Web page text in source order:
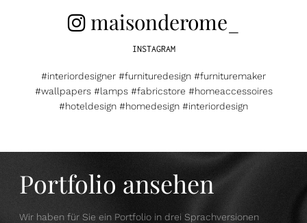
maisonderome_
INSTAGRAM
#interiordesigner #furnituredesign #furnituremaker
#wallpapers #lamps #fabricstore #homeaccessoires
#hoteldesign #homedesign #interiordesign
Portfolio ansehen
Wir haben für Sie ein Portfolio in drei Sprachversionen